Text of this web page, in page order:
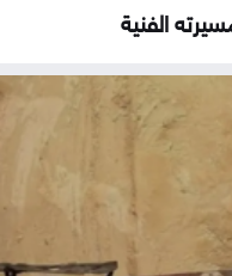
الفنية